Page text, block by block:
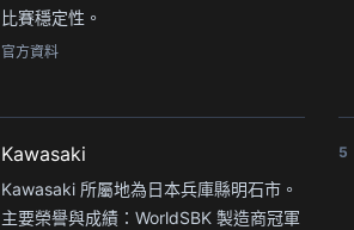
比賽穩定性。
官方資料
Kawasaki
Kawasaki 所屬地為日本兵庫縣明石市。
主要榮譽與成績：WorldSBK 製造商冠軍
5